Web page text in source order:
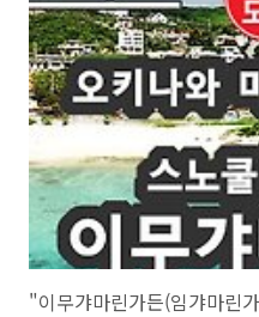
오키나와에서 오키나와 맛을 즐길
밥의 2배이긴하나 맛은 훨씬 맛있
縄限定)" 라고 적혀있습니다. 일본
오르듯 오키나와를 대표하는 먹거
판매하고 있는데, 오키나와에..